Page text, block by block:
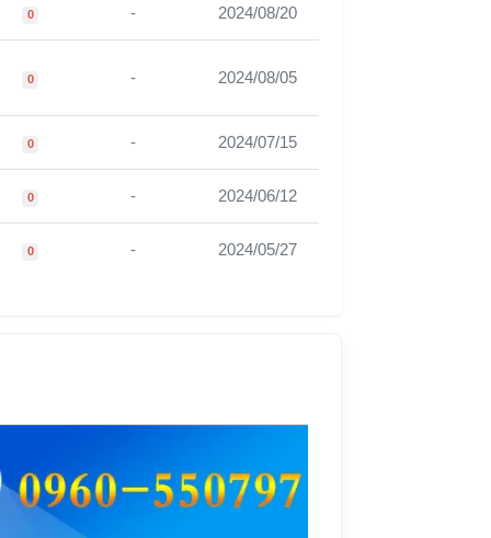
0 - 2024/08/20
0 - 2024/08/05
0 - 2024/07/15
0 - 2024/06/12
0 - 2024/05/27